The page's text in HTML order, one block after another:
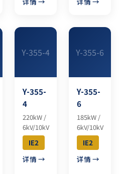
Y-355-4
Y-355-
4
220kW /
6kV/10kV
IE2
详情 →
Y-355-6
Y-355-
6
185kW /
6kV/10kV
IE2
详情 →